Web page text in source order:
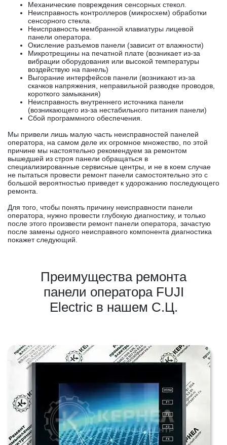
Механические повреждения сенсорных стекол.
Неисправность контроллеров (микросхем) обработки
сенсорного стекла.
Неисправность мембранной клавиатуры лицевой
панели оператора.
Окисление разъемов панели (зависит от влажности)
Микротрещины на печатной плате (возникает из-за
вибрации оборудования или высокой температуры
воздействую на панель)
Выгорание интерфейсов панели (возникают из-за
скачков напряжения, неправильной разводке проводов,
короткого замыкания)
Неисправность внутреннего источника панели
(возникающего из-за нестабильного питания панели)
Сбой программного обеспечения.
Мы привели лишь малую часть неисправностей панелей
оператора, на самом деле их огромное множество, по этой
причине мы настоятельно рекомендуем за ремонтом
вышедшей из строя панели обращаться в
специализированные сервисные центры, и не в коем случае
не пытаться провести ремонт панели самостоятельно это с
большой вероятностью приведет к удорожанию последующего
ремонта.
Для того, чтобы понять причину неисправности панели
оператора, нужно провести глубокую диагностику, и только
после этого произвести ремонт панели оператора, зачастую
после замены одного неисправного компонента диагностика
покажет следующий.
Преимущества ремонта
панели оператора FUJI
Electric в нашем С.Ц.